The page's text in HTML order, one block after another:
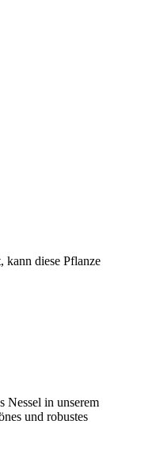
kann diese Pflanze
Nessel in unserem
und robustes